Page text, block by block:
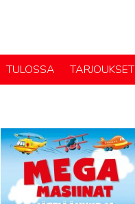
TULOSSA TARJOUKSET